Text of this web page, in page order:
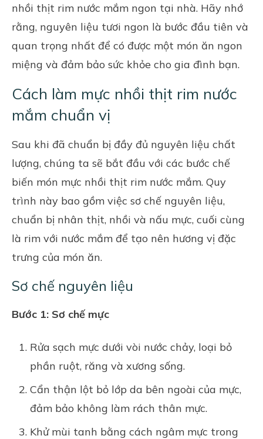
nhồi thịt rim nước mắm ngon tại nhà. Hãy nhớ
rằng, nguyên liệu tươi ngon là bước đầu tiên và
quan trọng nhất để có được một món ăn ngon
miệng và đảm bảo sức khỏe cho gia đình bạn.
Cách làm mực nhồi thịt rim nước
mắm chuẩn vị
Sau khi đã chuẩn bị đầy đủ nguyên liệu chất
lượng, chúng ta sẽ bắt đầu với các bước chế
biến món mực nhồi thịt rim nước mắm. Quy
trình này bao gồm việc sơ chế nguyên liệu,
chuẩn bị nhân thịt, nhồi và nấu mực, cuối cùng
là rim với nước mắm để tạo nên hương vị đặc
trưng của món ăn.
Sơ chế nguyên liệu
Bước 1: Sơ chế mực
Rửa sạch mực dưới vòi nước chảy, loại bỏ
phần ruột, răng và xương sống.
Cẩn thận lột bỏ lớp da bên ngoài của mực,
đảm bảo không làm rách thân mực.
Khử mùi tanh bằng cách ngâm mực trong